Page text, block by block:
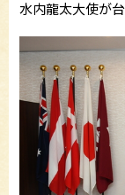
水内龍太大使が